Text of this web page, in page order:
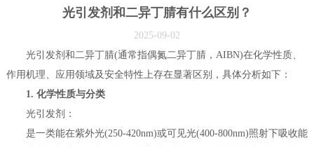
光引发剂和二异丁腈有什么区别？
2025-09-02
光引发剂和二异丁腈(通常指偶氮二异丁腈，AIBN)在化学性质、
作用机理、应用领域及安全特性上存在显著区别，具体分析如下：
1. 化学性质与分类
光引发剂：
是一类能在紫外光(250-420nm)或可见光(400-800nm)照射下吸收能